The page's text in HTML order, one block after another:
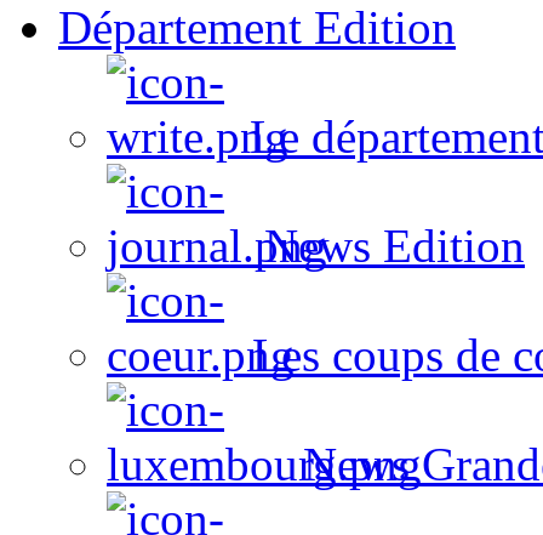
Département Edition
Le
News Edition
Les coups de
News